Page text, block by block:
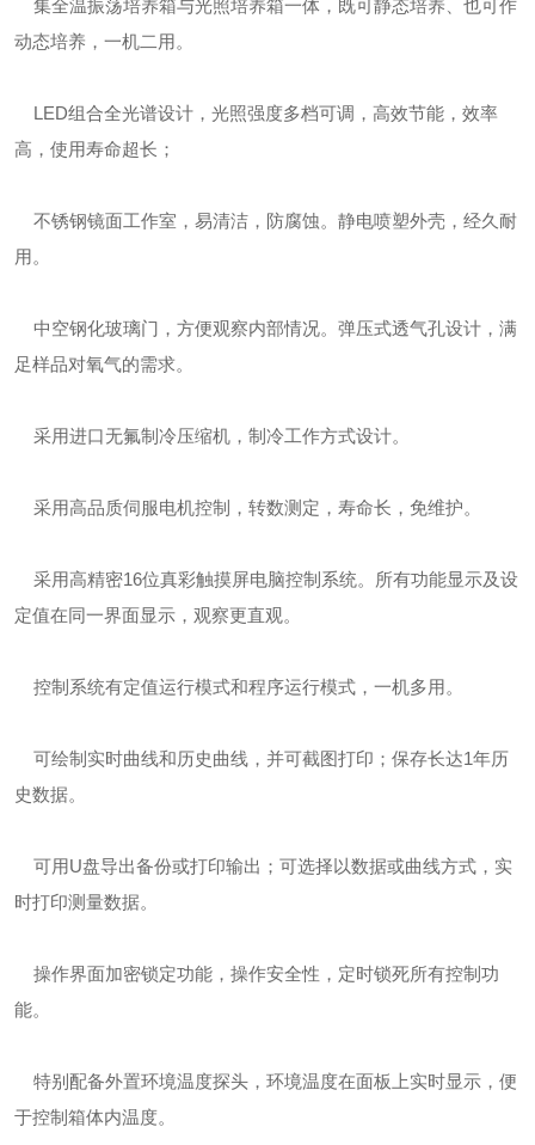
集全温振荡培养箱与光照培养箱一体，既可静态培养、也可作
动态培养，一机二用。
LED组合全光谱设计，光照强度多档可调，高效节能，效率
高，使用寿命超长；
不锈钢镜面工作室，易清洁，防腐蚀。静电喷塑外壳，经久耐
用。
中空钢化玻璃门，方便观察内部情况。弹压式透气孔设计，满
足样品对氧气的需求。
采用进口无氟制冷压缩机，制冷工作方式设计。
采用高品质伺服电机控制，转数测定，寿命长，免维护。
采用高精密16位真彩触摸屏电脑控制系统。所有功能显示及设
定值在同一界面显示，观察更直观。
控制系统有定值运行模式和程序运行模式，一机多用。
可绘制实时曲线和历史曲线，并可截图打印；保存长达1年历
史数据。
可用U盘导出备份或打印输出；可选择以数据或曲线方式，实
时打印测量数据。
操作界面加密锁定功能，操作安全性，定时锁死所有控制功
能。
特别配备外置环境温度探头，环境温度在面板上实时显示，便
于控制箱体内温度。